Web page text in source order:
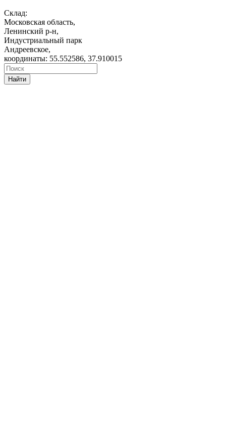
Склад:
Московская область,
Ленинский р-н,
Индустриальный парк
Андреевское,
координаты: 55.552586, 37.910015
Найти